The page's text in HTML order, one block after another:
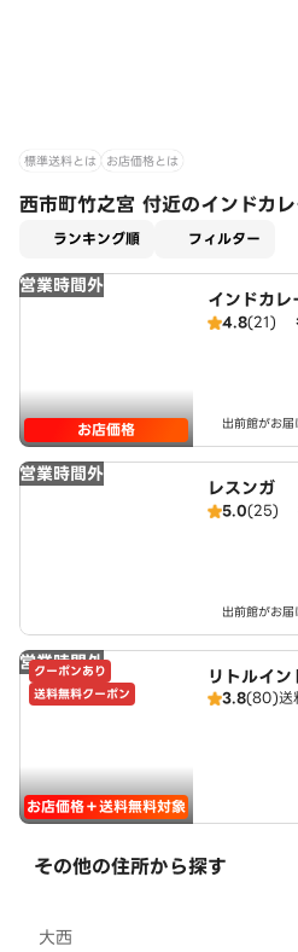
標準送料とは お店価格とは
西市町竹之宮 付近のインドカ
ランキング順 フィルター
営業時間外
お店価格
インドカ
4.8(21)
出前館がお届
営業時間外
レスンガ
5.0(25)
出前館がお届
営業時間外
クーポンあり
送料無料クーポン
お店価格＋送料無料対象
リトルイ
3.8(80)送
その他の住所から探す
大西